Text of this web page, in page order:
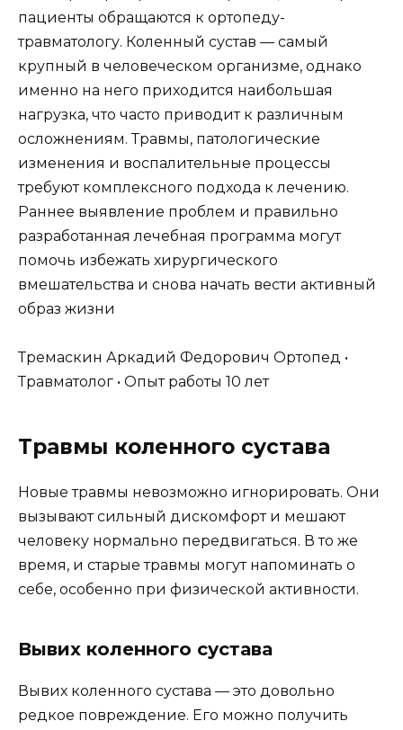
пациенты обращаются к ортопеду-
травматологу. Коленный сустав — самый
крупный в человеческом организме, однако
именно на него приходится наибольшая
нагрузка, что часто приводит к различным
осложнениям. Травмы, патологические
изменения и воспалительные процессы
требуют комплексного подхода к лечению.
Раннее выявление проблем и правильно
разработанная лечебная программа могут
помочь избежать хирургического
вмешательства и снова начать вести активный
образ жизни
Тремаскин Аркадий Федорович Ортопед •
Травматолог • Опыт работы 10 лет
Травмы коленного сустава
Новые травмы невозможно игнорировать. Они
вызывают сильный дискомфорт и мешают
человеку нормально передвигаться. В то же
время, и старые травмы могут напоминать о
себе, особенно при физической активности.
Вывих коленного сустава
Вывих коленного сустава — это довольно
редкое повреждение. Его можно получить